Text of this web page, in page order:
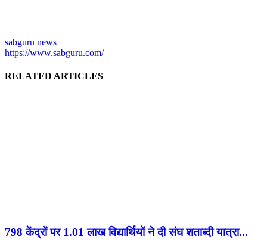
sabguru news
https://www.sabguru.com/
RELATED ARTICLES
798 केंद्रों पर 1.01 लाख विद्यार्थियों ने दी संघ शताब्दी यात्रा...